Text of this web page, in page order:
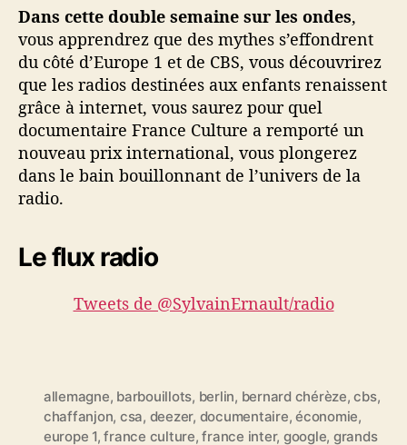
Dans cette double semaine sur les ondes,
vous apprendrez que des mythes s’effondrent
du côté d’Europe 1 et de CBS, vous découvrirez
que les radios destinées aux enfants renaissent
grâce à internet, vous saurez pour quel
documentaire France Culture a remporté un
nouveau prix international, vous plongerez
dans le bain bouillonnant de l’univers de la
radio.
Le flux radio
Tweets de @SylvainErnault/radio
allemagne, barbouillots, berlin, bernard chérèze,cbs,
chaffanjon, csa, deezer, documentaire,économie,
europe 1,france culture,france inter, google, grands